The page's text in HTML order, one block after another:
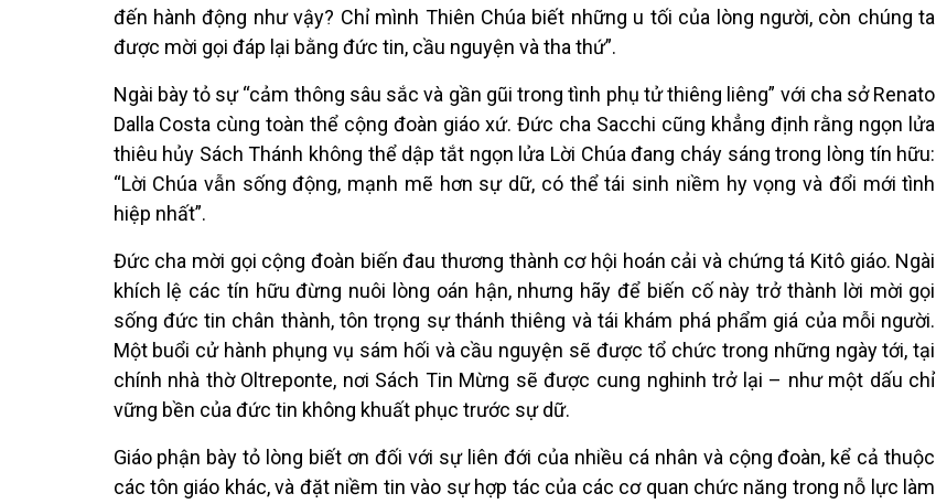
đến hành động như vậy? Chỉ mình Thiên Chúa biết những u tối của lòng người, còn chúng ta
được mời gọi đáp lại bằng đức tin, cầu nguyện và tha thứ”.
Ngài bày tỏ sự “cảm thông sâu sắc và gần gũi trong tình phụ tử thiêng liêng” với cha sở Renato
Dalla Costa cùng toàn thể cộng đoàn giáo xứ. Đức cha Sacchi cũng khẳng định rằng ngọn lửa
thiêu hủy Sách Thánh không thể dập tắt ngọn lửa Lời Chúa đang cháy sáng trong lòng tín hữu:
“Lời Chúa vẫn sống động, mạnh mẽ hơn sự dữ, có thể tái sinh niềm hy vọng và đổi mới tình
hiệp nhất”.
Đức cha mời gọi cộng đoàn biến đau thương thành cơ hội hoán cải và chứng tá Kitô giáo. Ngài
khích lệ các tín hữu đừng nuôi lòng oán hận, nhưng hãy để biến cố này trở thành lời mời gọi
sống đức tin chân thành, tôn trọng sự thánh thiêng và tái khám phá phẩm giá của mỗi người.
Một buổi cử hành phụng vụ sám hối và cầu nguyện sẽ được tổ chức trong những ngày tới, tại
chính nhà thờ Oltreponte, nơi Sách Tin Mừng sẽ được cung nghinh trở lại – như một dấu chỉ
vững bền của đức tin không khuất phục trước sự dữ.
Giáo phận bày tỏ lòng biết ơn đối với sự liên đới của nhiều cá nhân và cộng đoàn, kể cả thuộc
các tôn giáo khác, và đặt niềm tin vào sự hợp tác của các cơ quan chức năng trong nỗ lực làm